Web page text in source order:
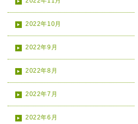
2022年10月
2022年9月
2022年8月
2022年7月
2022年6月